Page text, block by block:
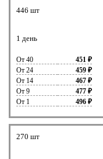
446 шт
1 день
От 40
451 ₽
От 24
459 ₽
От 14
467 ₽
От 9
477 ₽
От 1
496 ₽
270 шт